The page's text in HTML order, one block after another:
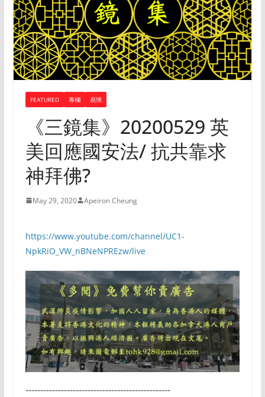
FEATURED 專欄 易博
《三鏡集》20200529 英
美回應國安法/ 抗共靠求
神拜佛?
May 29, 2020 Apeiron Cheung
https://www.youtube.com/channel/UC1-
NpkRiO_VW_nBNeNPREzw/live
-------------------------------------------------